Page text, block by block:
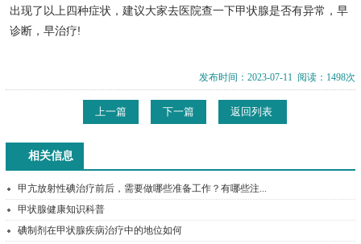
出现了以上四种症状，建议大家去医院查一下甲状腺是否有异常，早
诊断，早治疗!
发布时间：2023-07-11 阅读：1498次
上一篇 下一篇 返回列表
相关信息
甲亢放射性碘治疗前后，需要做哪些准备工作？有哪些注...
甲状腺健康知识科普
碘制剂在甲状腺疾病治疗中的地位如何